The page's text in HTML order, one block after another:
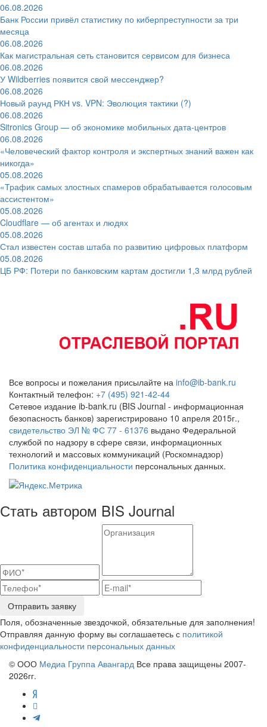
06.08.2026
Банк России привёл статистику по киберпреступности за три
месяца
06.08.2026
Как магистральная сеть становится сервисом для бизнеса
06.08.2026
У Wildberries появится свой мессенджер?
06.08.2026
Новый раунд РКН vs. VPN: Эволюция тактики (?)
06.08.2026
Sitronics Group — об экономике мобильных дата-центров
06.08.2026
«Человеческий фактор контроля и экспертных знаний важен как
никогда»
05.08.2026
«Трафик самых злостных спамеров обрабатывается голосовым
ассистентом»
05.08.2026
Cloudflare — об агентах и людях
05.08.2026
Стал известен состав штаба по развитию цифровых платформ
05.08.2026
ЦБ РФ: Потери по банковским картам достигли 1,3 млрд рублей
Все вопросы и пожелания присылайте на info@ib-bank.ru
Контактный телефон: +7 (495) 921-42-44
Сетевое издание ib-bank.ru (BIS Journal - информационная
безопасность банков) зарегистрировано 10 апреля 2015г.,
свидетельство ЭЛ № ФС 77 - 61376 выдано Федеральной
службой по надзору в сфере связи, информационных
технологий и массовых коммуникаций (Роскомнадзор)
Политика конфиденциальности персональных данных.
Стать автором BIS Journal
Отправить заявку
Поля, обозначенные звездочкой, обязательные для заполнения!
Отправляя данную форму вы соглашаетесь с политикой
конфиденциальности персональных данных
© ООО Медиа Группа Авангард Все права защищены 2007-
2026гг.